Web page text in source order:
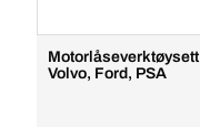
Motorlåseverktøysett
Volvo, Ford, PSA